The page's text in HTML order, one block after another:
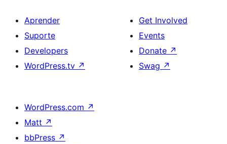
Aprender
Suporte
Developers
WordPress.tv ↗
Get Involved
Events
Donate ↗
Swag ↗
WordPress.com ↗
Matt ↗
bbPress ↗